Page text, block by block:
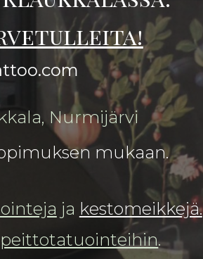
Nurmijärvi
mukaan.
ja kestomeikkejä.
peittotatuointeihin.